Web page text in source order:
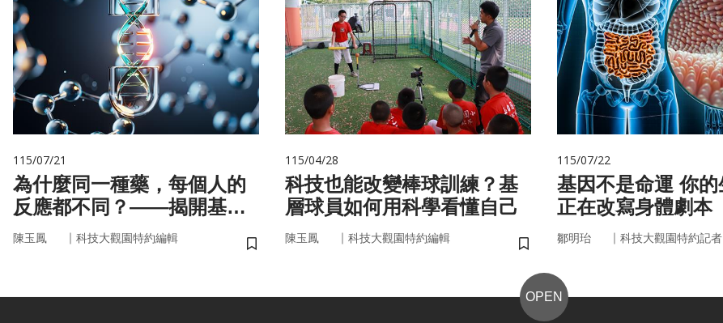
115/07/21
為什麼同一種藥，每個人的
反應都不同？——揭開基因
的用藥密碼
陳玉鳳 ｜ 科技大觀園特約編輯
儲存書籤
115/04/28
科技也能改變棒球訓練？基
層球員如何用科學看懂自己
陳玉鳳 ｜ 科技大觀園特約編輯
儲存書籤
115/07/22
基因不是命運 你的生活習慣
正在改寫身體劇本
鄒明珆 ｜ 科技大觀園特約記者
OPEN